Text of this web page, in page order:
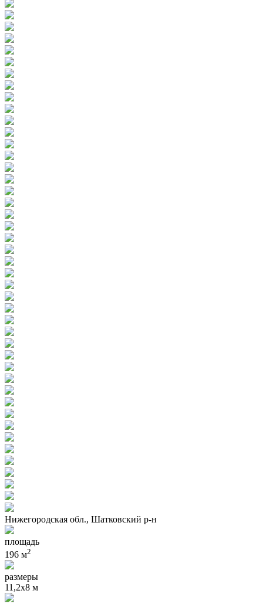
Нижегородская обл., Шатковский р-н
площадь
196 м2
размеры
11,2х8 м